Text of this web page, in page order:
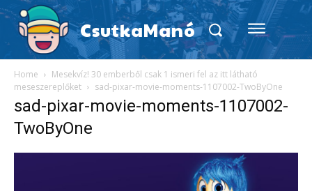
CsutkaManó
Home
Mesekvíz! 30 emberből csak 1 ismeri fel az itt látható
meseszereplőket
sad-pixar-movie-moments-1107002-TwoByOne
sad-pixar-movie-moments-1107002-
TwoByOne